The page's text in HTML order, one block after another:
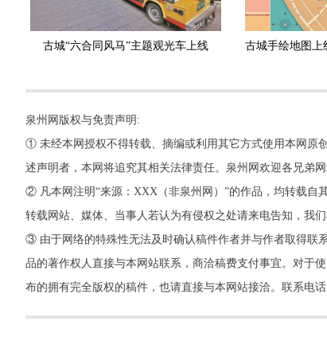
古城“六合同风马”主题观光车上线
泉州网版权与免责声明:
① 未经本网授权不得转载、摘编或利用其它方式使用本网原
述声明者，本网将追究其相关法律责任。泉州网欢迎各兄弟网
② 凡本网注明“来源：XXX（非泉州网）”的作品，均转载自
转载网站、媒体、当事人若认为有侵权之处请来电告知，我们
③ 由于网络的特殊性无法及时确认稿件作者并与作者取得联
品的著作权人直接与本网站联系，商洽稿费支付事宜。对于
布的拥有完全版权的稿件，也请直接与本网站接洽。联系电话